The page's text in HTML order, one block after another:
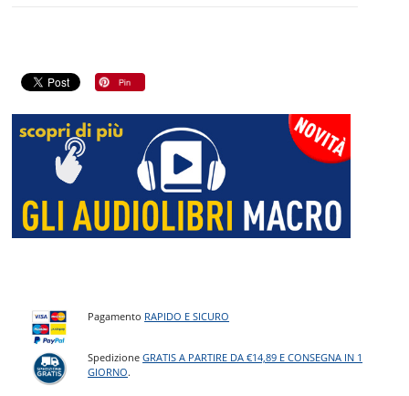
Pagamento RAPIDO E SICURO
SpedizioneGRATIS A PARTIRE DA €14,89 E CONSEGNA IN 1
GIORNO.